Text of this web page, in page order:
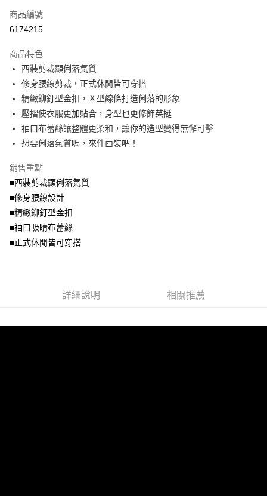
【大哥付你分期使用說明】
1.本服務由台灣大哥大提供，台灣大哥大用戶可立即使用無須另外申請。
流程，驗證手機門號後，選擇欲分期的期數、繳款截止日，確認付款後即完
成交易。
3.實際核准額度、可分期數及費用金額請依後續交易確認頁面所載為準。
4.訂單成立30分鐘內，如未前往確認交易或遇審核未通過，訂單將自動取
法說明評估內容。
【繳款方式說明】
1.分期款項不併入電信帳單，「大哥付你分期」於每月結算日後寄送繳費提
醒簡訊。
2.透過簡訊連結打開帳單後，可選擇「超商條碼／台灣大直營門市／銀行轉
【注意事項】
1.本服務係由「台灣大哥大股份有限公司」（以下簡稱本公司）所提供，讓
用戶於交易時，得透過本服務購買商品或服務，並由商店將買賣／分期付款
買賣價金債權讓與本公司後，依約使用本公司帳單繳交帳款。
資料（包含姓名、電話或地址）提供予台灣大哥大進項蒐集、處理及利用，
由本公司與您本人進行分期帳單所需資料之確認、核對及更正。
AFTEE先享後付
【關於「AFTEE先享後付」】
AFTEE先享後付是「在收到商品之後才付款」的支付方式。 讓您購物簡單
便利好安心！
１．簡單：不需註冊會員、不需綁卡、不需儲值。
２．便利：只要手機號碼，簡訊認證，即可結帳。
３．安心：先確認商品／服務後，再付款。
【「AFTEE先享後付」結帳流程】
１．於結帳方式選擇「AFTEE先享後付」後，將跳轉至「AFTEE先享後付」
３．收到繳費通知簡訊後14天內，點擊此簡訊中的連結，可透過四大超商／
ATM／網路銀行／等多元方式進行付款，方視為交易完成。
※ 請注意：結帳手續完成當下不需立刻繳費，但若您需要取消訂單，請聯絡
購買商品的店家。未經商家同意取消之訂單仍視為有效，需透過AFTEE先享
後付繳納相關費用。
※ 交易是否成功請以「AFTEE先享後付 」之結帳頁面顯示為準，若有關於
是否繳費成功／繳費後需取消欲退款等相關疑問，請聯繫「AFTEE先享後付
客戶支援中心」 https://netprotections.freshdesk.com/support/home
易，需依本服務之必要範圍內提供個人資料，並將交易相關給付款項請求債
權轉讓予恩沛科技股份有限公司。
ATM付款
全家取貨付款
每筆NT$70，滿NT$699(含以上)免運費
付款後全家取貨
每筆NT$70，滿NT$699(含以上)免運費
7-11取貨付款
每筆NT$70，滿NT$799(含以上)免運費
付款後7-11取貨
每筆NT$70，滿NT$699(含以上)免運費
商品編號
6174215
商品特色
西裝剪裁顯俐落氣質
修身腰線剪裁，正式休閒皆可穿搭
精緻鉚釘型金扣，Ｘ型線條打造俐落的形象
壓摺使衣服更加貼合，身型也更修飾英挺
袖口布蕾絲讓整體更柔和，讓你的造型變得無懈可擊
想要俐落氣質嗎，來件西裝吧！
銷售重點
■西裝剪裁顯俐落氣質
■修身腰線設計
■精緻鉚釘型金扣
■袖口吸睛布蕾絲
■正式休閒皆可穿搭
詳細說明 相關推薦